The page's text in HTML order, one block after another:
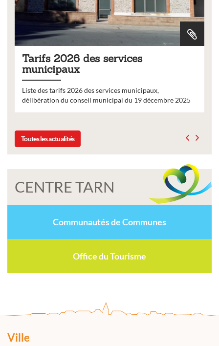
Tarifs 2026 des services
municipaux
Liste des tarifs 2026 des services municipaux,
délibération du conseil municipal du 19 décembre 2025
Toutes les actualités
CENTRE TARN
Communautés de Communes
Office du Tourisme
Ville